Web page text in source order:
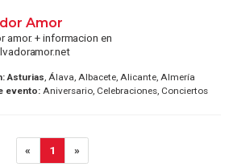
Amor
amor. + informacion en
Asturias , Álava, Albacete, Alicante, Almería
evento:Aniversario, Celebraciones, Conciertos
« 1 »